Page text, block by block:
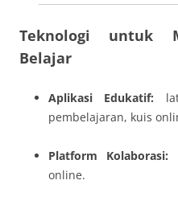
Teknologi untuk
Belajar
Aplikasi Edukatif:
pembelajaran, kuis
Platform Kolaborasi:
online.